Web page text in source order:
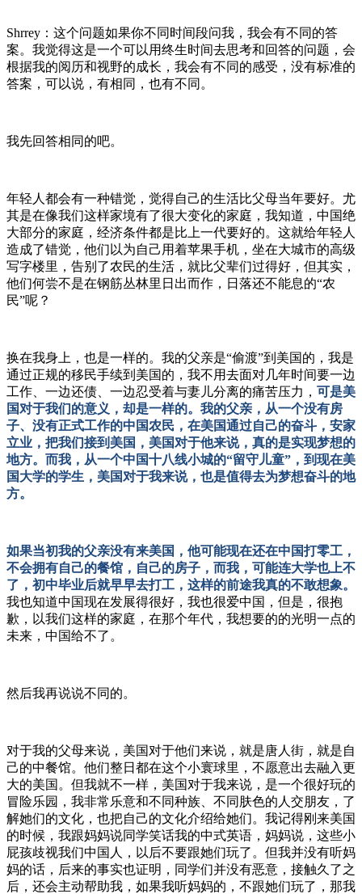
Shrrey：这个问题如果你不同时间段问我，我会有不同的答
案。我觉得这是一个可以用终生时间去思考和回答的问题，会
根据我的阅历和视野的成长，我会有不同的感受，没有标准的
答案，可以说，有相同，也有不同。
我先回答相同的吧。
年轻人都会有一种错觉，觉得自己的生活比父母当年要好。尤
其是在像我们这样家境有了很大变化的家庭，我知道，中国绝
大部分的家庭，经济条件都是比上一代要好的。这就给年轻人
造成了错觉，他们以为自己用着苹果手机，坐在大城市的高级
写字楼里，告别了农民的生活，就比父辈们过得好，但其实，
他们何尝不是在钢筋丛林里日出而作，日落还不能息的“农
民”呢？
换在我身上，也是一样的。我的父亲是“偷渡”到美国的，我是
通过正规的移民手续到美国的，我不用去面对几年时间要一边
工作、一边还债、一边忍受着与妻儿分离的痛苦压力， 可是美
国对于我们的意义，却是一样的。我的父亲，从一个没有房
子、没有正式工作的中国农民，在美国通过自己的奋斗，安家
立业，把我们接到美国，美国对于他来说，真的是实现梦想的
地方。而我，从一个中国十八线小城的“留守儿童”，到现在美
国大学的学生，美国对于我来说，也是值得去为梦想奋斗的地
方。
如果当初我的父亲没有来美国，他可能现在还在中国打零工，
不会拥有自己的餐馆，自己的房子，而我，可能连大学也上不
了，初中毕业后就早早去打工，这样的前途我真的不敢想象。
我也知道中国现在发展得很好，我也很爱中国，但是，很抱
歉，以我们这样的家庭，在那个年代，我想要的的光明一点的
未来，中国给不了。
然后我再说说不同的。
对于我的父母来说，美国对于他们来说，就是唐人街，就是自
己的中餐馆。他们整日都在这个小寰球里，不愿意出去融入更
大的美国。但我就不一样，美国对于我来说，是一个很好玩的
冒险乐园，我非常乐意和不同种族、不同肤色的人交朋友，了
解她们的文化，也把自己的文化介绍给她们。我记得刚来美国
的时候，我跟妈妈说同学笑话我的中式英语，妈妈说，这些小
屁孩歧视我们中国人，以后不要跟她们玩了。但我并没有听妈
妈的话，后来的事实也证明，同学们并没有恶意，接触久了之
后，还会主动帮助我，如果我听妈妈的，不跟她们玩了，那我